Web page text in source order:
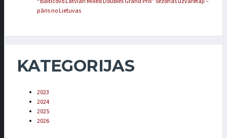
pāris no Lietuvas
KATEGORIJAS
2023
2024
2025
2026